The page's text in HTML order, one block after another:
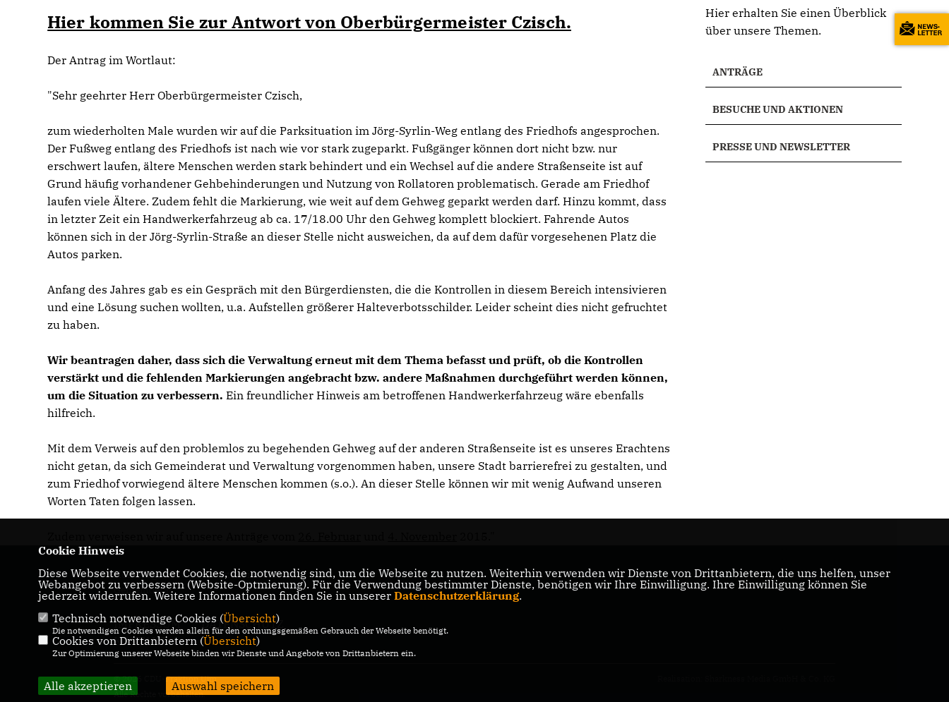
Hier kommen Sie zur Antwort von Oberbürgermeister Czisch.
Der Antrag im Wortlaut:
"Sehr geehrter Herr Oberbürgermeister Czisch,
zum wiederholten Male wurden wir auf die Parksituation im Jörg-Syrlin-Weg entlang des Friedhofs angesprochen.
Der Fußweg entlang des Friedhofs ist nach wie vor stark zugeparkt. Fußgänger können dort nicht bzw. nur
erschwert laufen, ältere Menschen werden stark behindert und ein Wechsel auf die andere Straßenseite ist auf
Grund häufig vorhandener Gehbehinderungen und Nutzung von Rollatoren problematisch. Gerade am Friedhof
laufen viele Ältere. Zudem fehlt die Markierung, wie weit auf dem Gehweg geparkt werden darf. Hinzu kommt, dass
in letzter Zeit ein Handwerkerfahrzeug ab ca. 17/18.00 Uhr den Gehweg komplett blockiert. Fahrende Autos
können sich in der Jörg-Syrlin-Straße an dieser Stelle nicht ausweichen, da auf dem dafür vorgesehenen Platz die
Autos parken.
Anfang des Jahres gab es ein Gespräch mit den Bürgerdiensten, die die Kontrollen in diesem Bereich intensivieren
und eine Lösung suchen wollten, u.a. Aufstellen größerer Halteverbotsschilder. Leider scheint dies nicht gefruchtet
zu haben.
Wir beantragen daher, dass sich die Verwaltung erneut mit dem Thema befasst und prüft, ob die Kontrollen
verstärkt und die fehlenden Markierungen angebracht bzw. andere Maßnahmen durchgeführt werden können,
um die Situation zu verbessern. Ein freundlicher Hinweis am betroffenen Handwerkerfahrzeug wäre ebenfalls
hilfreich.
Mit dem Verweis auf den problemlos zu begehenden Gehweg auf der anderen Straßenseite ist es unseres Erachtens
nicht getan, da sich Gemeinderat und Verwaltung vorgenommen haben, unsere Stadt barrierefrei zu gestalten, und
zum Friedhof vorwiegend ältere Menschen kommen (s.o.). An dieser Stelle können wir mit wenig Aufwand unseren
Worten Taten folgen lassen.
Hier erhalten Sie einen Überblick
über unsere Themen.
ANTRÄGE
BESUCHE UND AKTIONEN
PRESSE UND NEWSLETTER
Homepage der CDU-Fraktion im Ulmer
Gemeinderat
IMPRESSUM
DATENSCHUTZ
KONTAKT
© 2026 CDU-Fraktion Ulm
Alle Rechte vorbehalten.
Cookie Hinweis
Diese Webseite verwendet Cookies, die notwendig sind, um die Webseite zu nutzen. Weiterhin verwenden wir Dienste von Drittanbietern, die uns helfen, unser
Webangebot zu verbessern (Website-Optmierung). Für die Verwendung bestimmter Dienste, benötigen wir Ihre Einwilligung. Ihre Einwilligung können Sie
jederzeit widerrufen. Weitere Informationen finden Sie in unserer Datenschutzerklärung.
Technisch notwendige Cookies (Übersicht)
Die notwendigen Cookies werden allein für den ordnungsgemäßen Gebrauch der Webseite benötigt.
Cookies von Drittanbietern (Übersicht)
Zur Optimierung unserer Webseite binden wir Dienste und Angebote von Drittanbietern ein.
Alle akzeptieren Auswahl speichern